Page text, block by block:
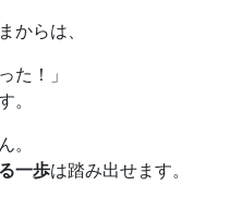
からは、
た！」
。
。
一歩は踏み出せます。